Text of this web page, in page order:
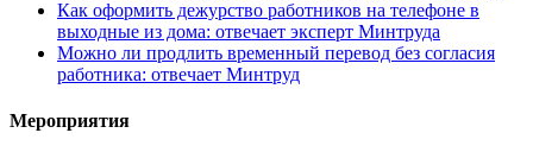
Как оформить дежурство работников на телефоне в
выходные из дома: отвечает эксперт Минтруда
Можно ли продлить временный перевод без согласия
работника: отвечает Минтруд
Мероприятия